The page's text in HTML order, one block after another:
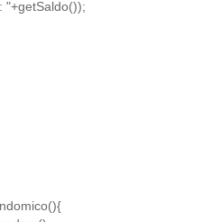
"+getSaldo());